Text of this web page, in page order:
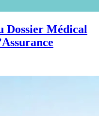
Dossier Médical